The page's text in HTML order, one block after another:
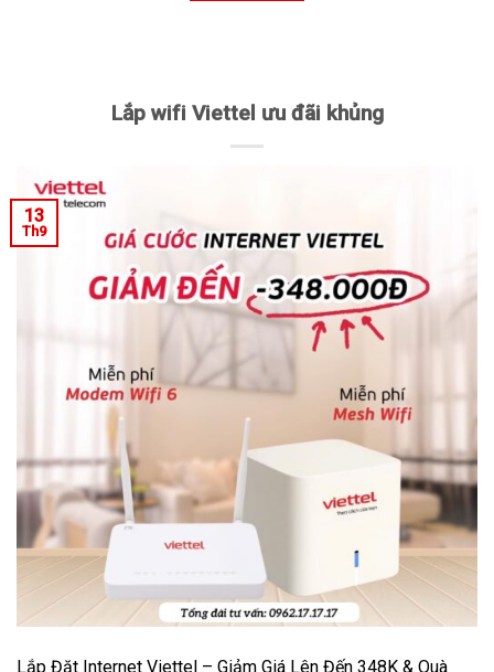
Lắp wifi Viettel ưu đãi khủng
13
Th9
Lắp Đặt Internet Viettel – Giảm Giá Lên Đến 348K & Quà